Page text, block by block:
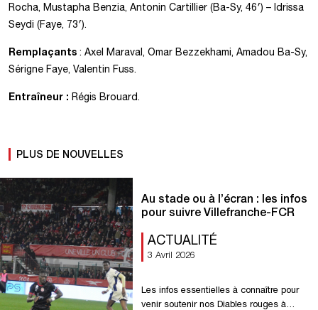
Rocha, Mustapha Benzia, Antonin Cartillier (Ba-Sy, 46′) – Idrissa
Seydi (Faye, 73′).
Remplaçants : Axel Maraval, Omar Bezzekhami, Amadou Ba-Sy,
Sérigne Faye, Valentin Fuss.
Entraîneur : Régis Brouard.
PLUS DE NOUVELLES
Au stade ou à l’écran : les infos
pour suivre Villefranche-FCR
ACTUALITÉ
3 Avril 2026
Les infos essentielles à connaître pour
venir soutenir nos Diables rouges à